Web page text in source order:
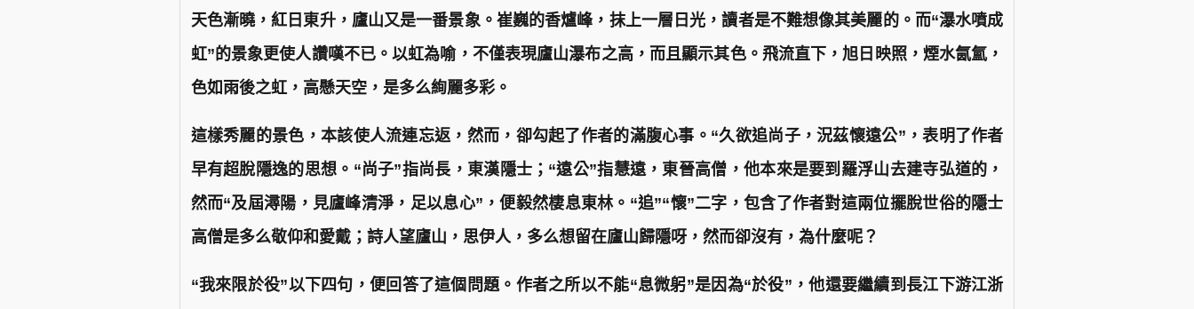
天色漸曉，紅日東升，廬山又是一番景象。崔巍的香爐峰，抹上一層日光，讀者是不難想像其美麗的。而“瀑水噴成
虹”的景象更使人讚嘆不已。以虹為喻，不僅表現廬山瀑布之高，而且顯示其色。飛流直下，旭日映照，煙水氤氳，
色如雨後之虹，高懸天空，是多么絢麗多彩。
這樣秀麗的景色，本該使人流連忘返，然而，卻勾起了作者的滿腹心事。“久欲追尚子，況茲懷遠公”，表明了作者
早有超脫隱逸的思想。“尚子”指尚長，東漢隱士；“遠公”指慧遠，東晉高僧，他本來是要到羅浮山去建寺弘道的，
然而“及屆潯陽，見廬峰清淨，足以息心”，便毅然棲息東林。“追”“懷”二字，包含了作者對這兩位擺脫世俗的隱士
高僧是多么敬仰和愛戴；詩人望廬山，思伊人，多么想留在廬山歸隱呀，然而卻沒有，為什麼呢？
“我來限於役”以下四句，便回答了這個問題。作者之所以不能“息微躬”是因為“於役”，他還要繼續到長江下游江浙